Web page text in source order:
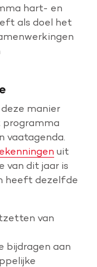
hart- en
als doel het
manier
programma
vaatagenda.
uit
van dit jaar is
heeft dezelfde
van
bijdragen aan